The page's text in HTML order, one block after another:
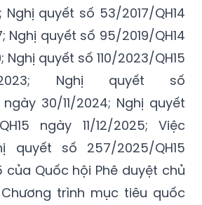
Nghị quyết số 53/2017/QH14
Nghị quyết số 95/2019/QH14
Nghị quyết số 110/2023/QH15
2023; Nghị quyết số
ngày 30/11/2024; Nghị quyết
ngày 11/12/2025; Việc
quyết số 257/2025/QH15
của Quốc hội Phê duyệt chủ
trình mục tiêu quốc